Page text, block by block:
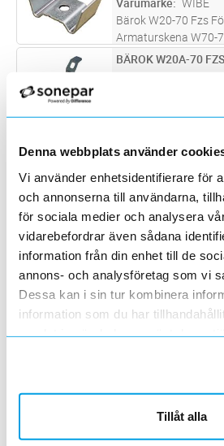
Denna webbplats använder
Vi använder enhetsidentifierare för
och annonserna till användarna,
för sociala medier och analysera
vidarebefordrar även sådana
information från din enhet till de
annons- och analysföretag som vi
Dessa kan i sin tur kombinera
information som du har
samlat in när du har använt deras
Tillåt alla
Varumärke
WIBE
Bärok W20-70 Fzs
Armaturskena W70-
Pendel W76 M10
ST Lägg i
BÄROK W20A-70 FZS
Pendel W76 M10
ST Lägg i
RÖRPENDELFÄSTE
Varumärke WIBE
Rörp.fäste W73
montage av Pendel
och i rännor
ST Lägg i
SKUGGLIST W26-60
ArtNr 1126890
Varumärke
WIBE
Skugglist W26/60
60-
ST Lägg i
MP
Lägg i
TAKBYGEL 100MM
ArtNr 1117318